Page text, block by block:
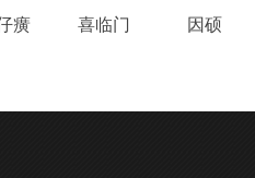
癀 喜临门 因硕